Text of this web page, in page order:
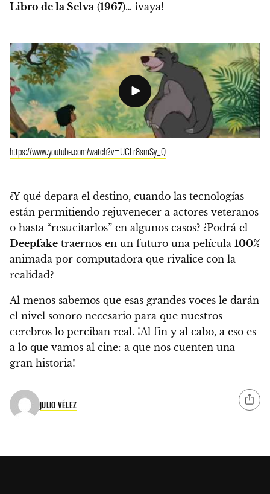
Libro de la Selva (1967)… ¡vaya!
https://www.youtube.com/watch?v=UCLr8smSy_Q
¿Y qué depara el destino, cuando las tecnologías
están permitiendo rejuvenecer a actores veteranos
o hasta “resucitarlos” en algunos casos? ¿Podrá el
Deepfake traernos en un futuro una película 100%
animada por computadora que rivalice con la
realidad?
Al menos sabemos que esas grandes voces le darán
el nivel sonoro necesario para que nuestros
cerebros lo perciban real. ¡Al fin y al cabo, a eso es
a lo que vamos al cine: a que nos cuenten una
gran historia!
JULIO VÉLEZ